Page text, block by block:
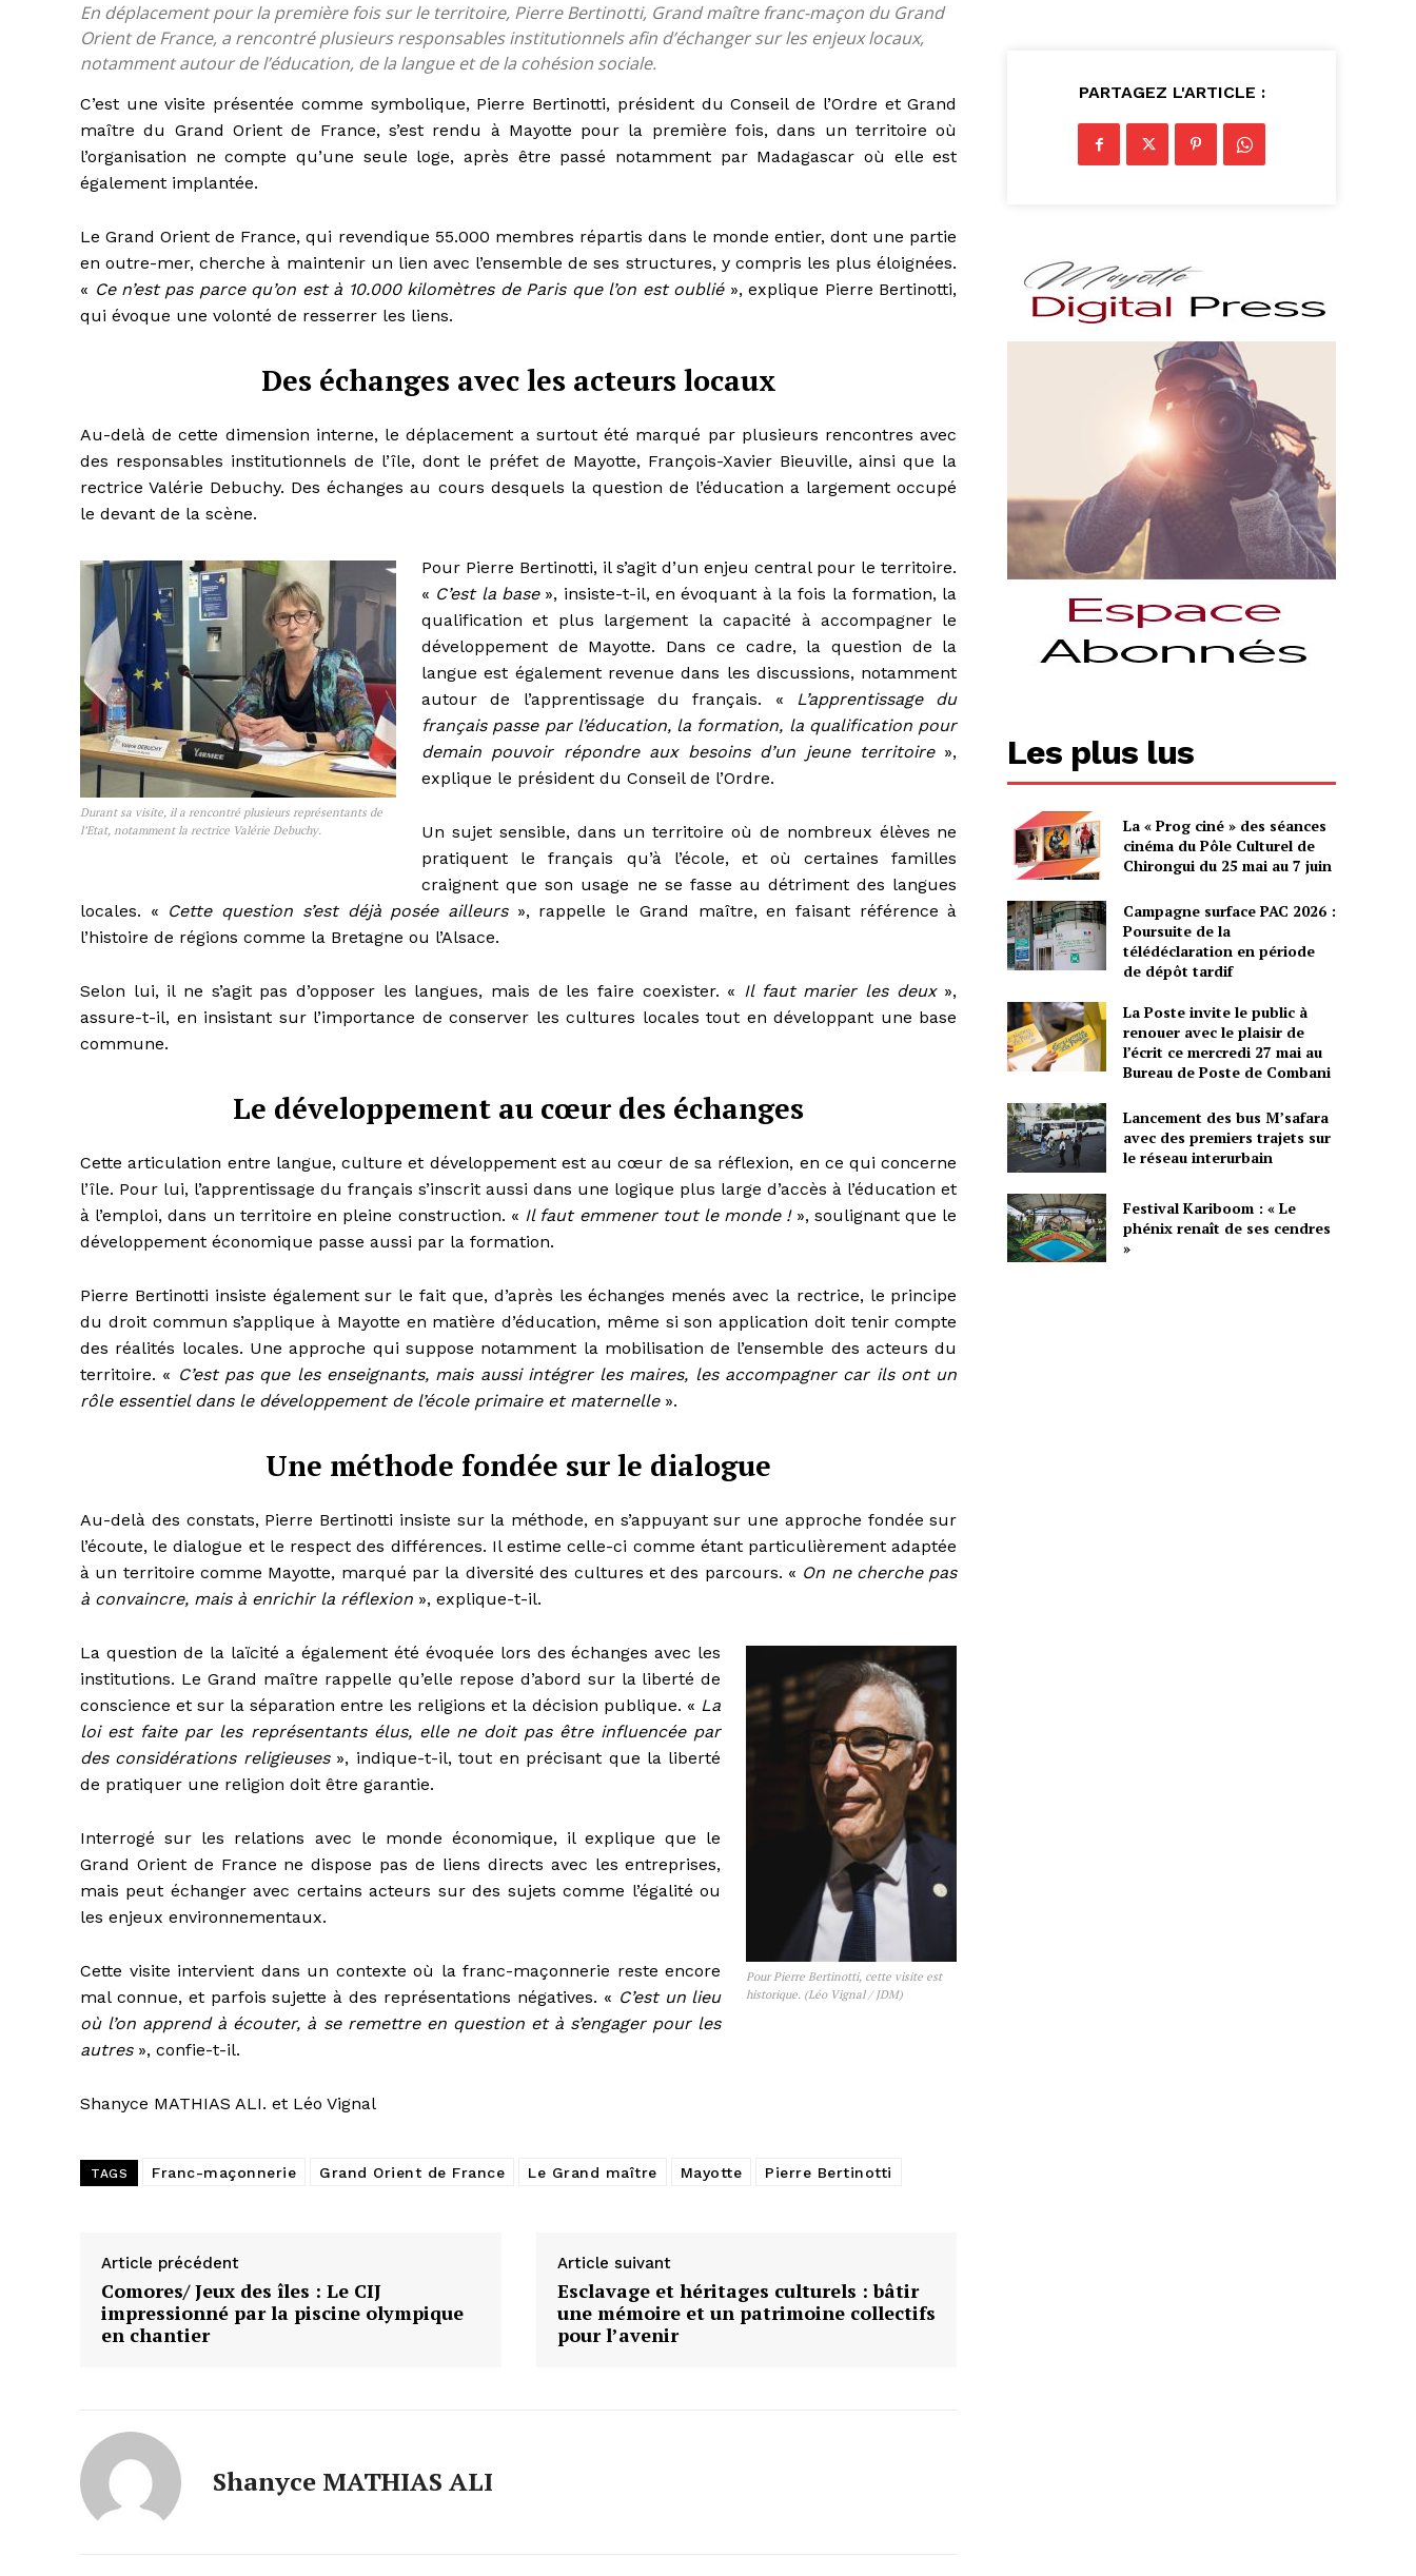
En déplacement pour la première fois sur le territoire, Pierre Bertinotti, Grand maître franc-maçon du Grand
Orient de France, a rencontré plusieurs responsables institutionnels afin d’échanger sur les enjeux locaux,
notamment autour de l’éducation, de la langue et de la cohésion sociale.
C’est une visite présentée comme symbolique, Pierre Bertinotti, président du Conseil de l’Ordre et Grand
maître du Grand Orient de France, s’est rendu à Mayotte pour la première fois, dans un territoire où
l’organisation ne compte qu’une seule loge, après être passé notamment par Madagascar où elle est
également implantée.
Le Grand Orient de France, qui revendique 55.000 membres répartis dans le monde entier, dont une partie
en outre-mer, cherche à maintenir un lien avec l’ensemble de ses structures, y compris les plus éloignées.
« Ce n’est pas parce qu’on est à 10.000 kilomètres de Paris que l’on est oublié», explique Pierre Bertinotti,
qui évoque une volonté de resserrer les liens.
Des échanges avec les acteurs locaux
Au-delà de cette dimension interne, le déplacement a surtout été marqué par plusieurs rencontres avec
des responsables institutionnels de l’île, dont le préfet de Mayotte, François-Xavier Bieuville, ainsi que la
rectrice Valérie Debuchy. Des échanges au cours desquels la question de l’éducation a largement occupé
le devant de la scène.
Durant sa visite, il a rencontré plusieurs représentants de
l’Etat, notamment la rectrice Valérie Debuchy.
Pour Pierre Bertinotti, il s’agit d’un enjeu central pour le territoire.
« C’est la base», insiste-t-il, en évoquant à la fois la formation, la
qualification et plus largement la capacité à accompagner le
développement de Mayotte. Dans ce cadre, la question de la
langue est également revenue dans les discussions, notamment
autour de l’apprentissage du français. « L’apprentissage du
français passe par l’éducation, la formation, la qualification pour
demain pouvoir répondre aux besoins d’un jeune territoire»,
explique le président du Conseil de l’Ordre.
Un sujet sensible, dans un territoire où de nombreux élèves ne
pratiquent le français qu’à l’école, et où certaines familles
craignent que son usage ne se fasse au détriment des langues
locales. « Cette question s’est déjà posée ailleurs», rappelle le Grand maître, en faisant référence à
l’histoire de régions comme la Bretagne ou l’Alsace.
Selon lui, il ne s’agit pas d’opposer les langues, mais de les faire coexister. « Il faut marier les deux»,
assure-t-il, en insistant sur l’importance de conserver les cultures locales tout en développant une base
commune.
Le développement au cœur des échanges
Cette articulation entre langue, culture et développement est au cœur de sa réflexion, en ce qui concerne
l’île. Pour lui, l’apprentissage du français s’inscrit aussi dans une logique plus large d’accès à l’éducation et
à l’emploi, dans un territoire en pleine construction. « Il faut emmener tout le monde !», soulignant que le
développement économique passe aussi par la formation.
Pierre Bertinotti insiste également sur le fait que, d’après les échanges menés avec la rectrice, le principe
du droit commun s’applique à Mayotte en matière d’éducation, même si son application doit tenir compte
des réalités locales. Une approche qui suppose notamment la mobilisation de l’ensemble des acteurs du
territoire. « C’est pas que les enseignants, mais aussi intégrer les maires, les accompagner car ils ont un
rôle essentiel dans le développement de l’école primaire et maternelle».
Une méthode fondée sur le dialogue
Au-delà des constats, Pierre Bertinotti insiste sur la méthode, en s’appuyant sur une approche fondée sur
l’écoute, le dialogue et le respect des différences. Il estime celle-ci comme étant particulièrement adaptée
à un territoire comme Mayotte, marqué par la diversité des cultures et des parcours. « On ne cherche pas
à convaincre, mais à enrichir la réflexion », explique-t-il.
Pour Pierre Bertinotti, cette visite est
historique. (Léo Vignal / JDM)
La question de la laïcité a également été évoquée lors des échanges avec les
institutions. Le Grand maître rappelle qu’elle repose d’abord sur la liberté de
conscience et sur la séparation entre les religions et la décision publique. « La
loi est faite par les représentants élus, elle ne doit pas être influencée par
des considérations religieuses», indique-t-il, tout en précisant que la liberté
de pratiquer une religion doit être garantie.
Interrogé sur les relations avec le monde économique, il explique que le
Grand Orient de France ne dispose pas de liens directs avec les entreprises,
mais peut échanger avec certains acteurs sur des sujets comme l’égalité ou
les enjeux environnementaux.
Cette visite intervient dans un contexte où la franc-maçonnerie reste encore
mal connue, et parfois sujette à des représentations négatives. « C’est un lieu
où l’on apprend à écouter, à se remettre en question et à s’engager pour les
autres», confie-t-il.
Shanyce MATHIAS ALI. et Léo Vignal
TAGS Franc-maçonnerie Grand Orient de France Le Grand maître Mayotte Pierre Bertinotti
Article précédent
Comores/ Jeux des îles : Le CIJ
impressionné par la piscine olympique
en chantier
Article suivant
Esclavage et héritages culturels : bâtir
une mémoire et un patrimoine collectifs
pour l’avenir
Shanyce MATHIAS ALI
PARTAGEZ L'ARTICLE :
Les plus lus
La « Prog ciné » des séances
cinéma du Pôle Culturel de
Chirongui du 25 mai au 7 juin
Campagne surface PAC 2026 :
Poursuite de la
télédéclaration en période
de dépôt tardif
La Poste invite le public à
renouer avec le plaisir de
l’écrit ce mercredi 27 mai au
Bureau de Poste de Combani
Lancement des bus M’safara
avec des premiers trajets sur
le réseau interurbain
Festival Kariboom : « Le
phénix renaît de ses cendres
»